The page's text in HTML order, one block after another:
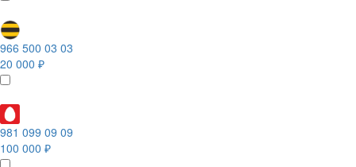
966 500 03 03
20 000 ₽
981 099 09 09
100 000 ₽